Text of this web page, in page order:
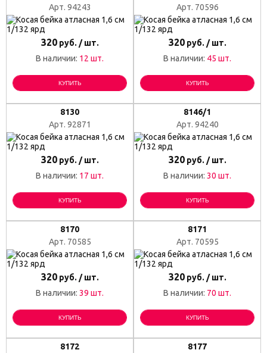
Арт. 94243
320руб. / шт.
В наличии: 12 шт.
КУПИТЬ
Арт. 70596
320руб. / шт.
В наличии: 45 шт.
КУПИТЬ
8130
Арт. 92871
320руб. / шт.
В наличии: 17 шт.
КУПИТЬ
8146/1
Арт. 94240
320руб. / шт.
В наличии: 30 шт.
КУПИТЬ
8170
Арт. 70585
320руб. / шт.
В наличии: 39 шт.
КУПИТЬ
8171
Арт. 70595
320руб. / шт.
В наличии: 70 шт.
КУПИТЬ
8172
8177